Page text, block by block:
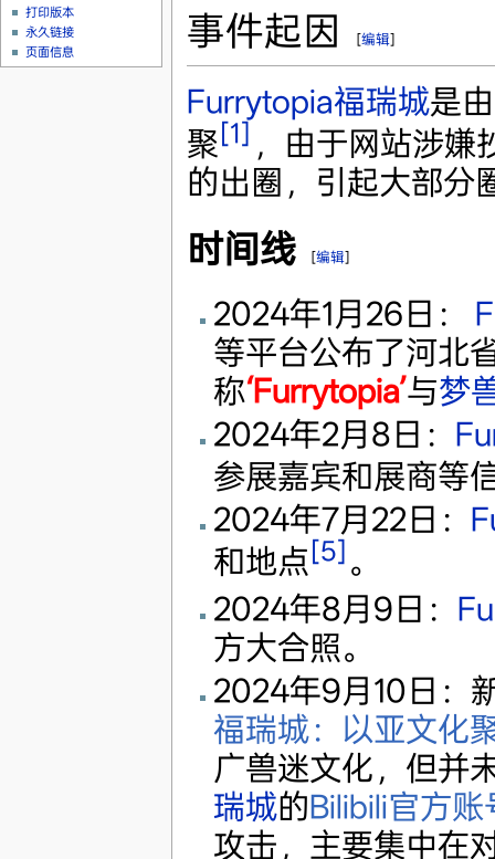
事件起因 [编辑]
Furrytopia福瑞城是
聚 [1] ，由于网站涉嫌
的出圈，引起大部分
时间线 [编辑]
2024年1月26日：
等平台公布了河北
称‘Furrytopia’与梦
2024年2月8日：
参展嘉宾和展商等
2024年7月22日：
和地点 [5] 。
2024年8月9日：
方大合照。
2024年9月10日：
福瑞城：以亚文化
广兽迷文化，但并
瑞城的Bilibili官方账
攻击，主要集中在
打印版本
永久链接
页面信息